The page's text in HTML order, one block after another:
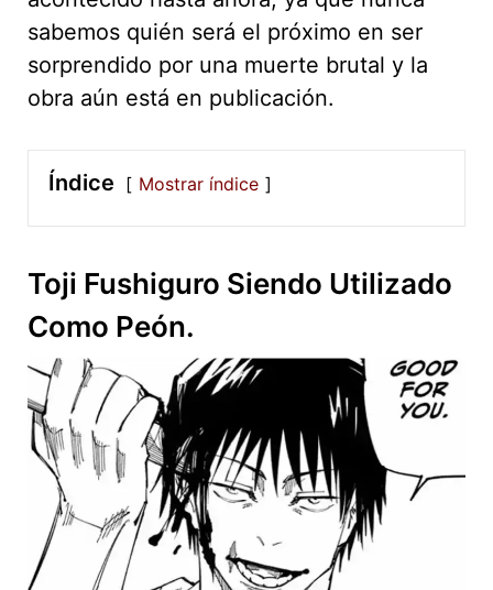
sabemos quién será el próximo en ser
sorprendido por una muerte brutal y la
obra aún está en publicación.
Índice Mostrar índice
Toji Fushiguro Siendo Utilizado
Como Peón.